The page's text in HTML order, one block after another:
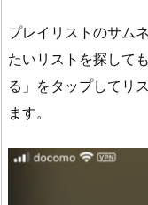
プレイリストのサム
たいリストを探して
る」をタップしてリ
ます。